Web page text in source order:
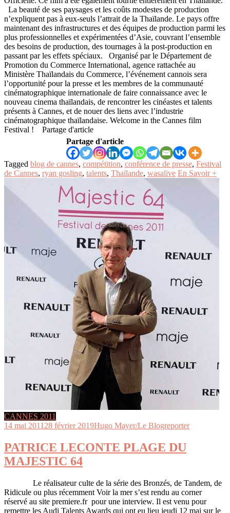
La beauté de ses paysages et les coûts modestes de production
n’expliquent pas à eux-seuls l’attrait de la Thaïlande. Le pays offre
maintenant des infrastructures et des équipes de production parmi les
plus professionnelles et expérimentées d’Asie, couvrant l’ensemble
des besoins de production, des tournages à la post-production en
passant par les effets spéciaux. Organisé par le Département de
Promotion du Commerce International, agence rattachée au
Ministère Thaïlandais du Commerce, l’événement cannois sera
l’opportunité pour la presse et les membres de la communauté
cinématographique internationale de faire connaissance avec le
nouveau cinema thaïlandais, de rencontrer les cinéastes et talents
présents à Cannes, et de nouer des liens avec l’industrie
cinématographique thaïlandaise. Welcome in the Cannes film
Festival ! Partage d'article
Partage d'article
Tagged blog de cannes, compétition, conférence de presse, Festival
de Cannes, ryan gosling, talents, Thaïlande, wasalive En Savoir +
CANNES 2011
14 mai 2011 28 février 2019Hugo Mayer/Le Blogreporter
PATRICE LECONTE PLAGE DU
MAJESTIC 64
Le réalisateur culte de la série des Bronzés, de Tandem, de
Ridicule ou plus récemment Voir la mer s’est rendu au corner
réservé au site premiere.fr pour une interview. Il est venu pour
remettre les Audi Talents Awards qui ont eu lieu jeudi 12 mai sur le